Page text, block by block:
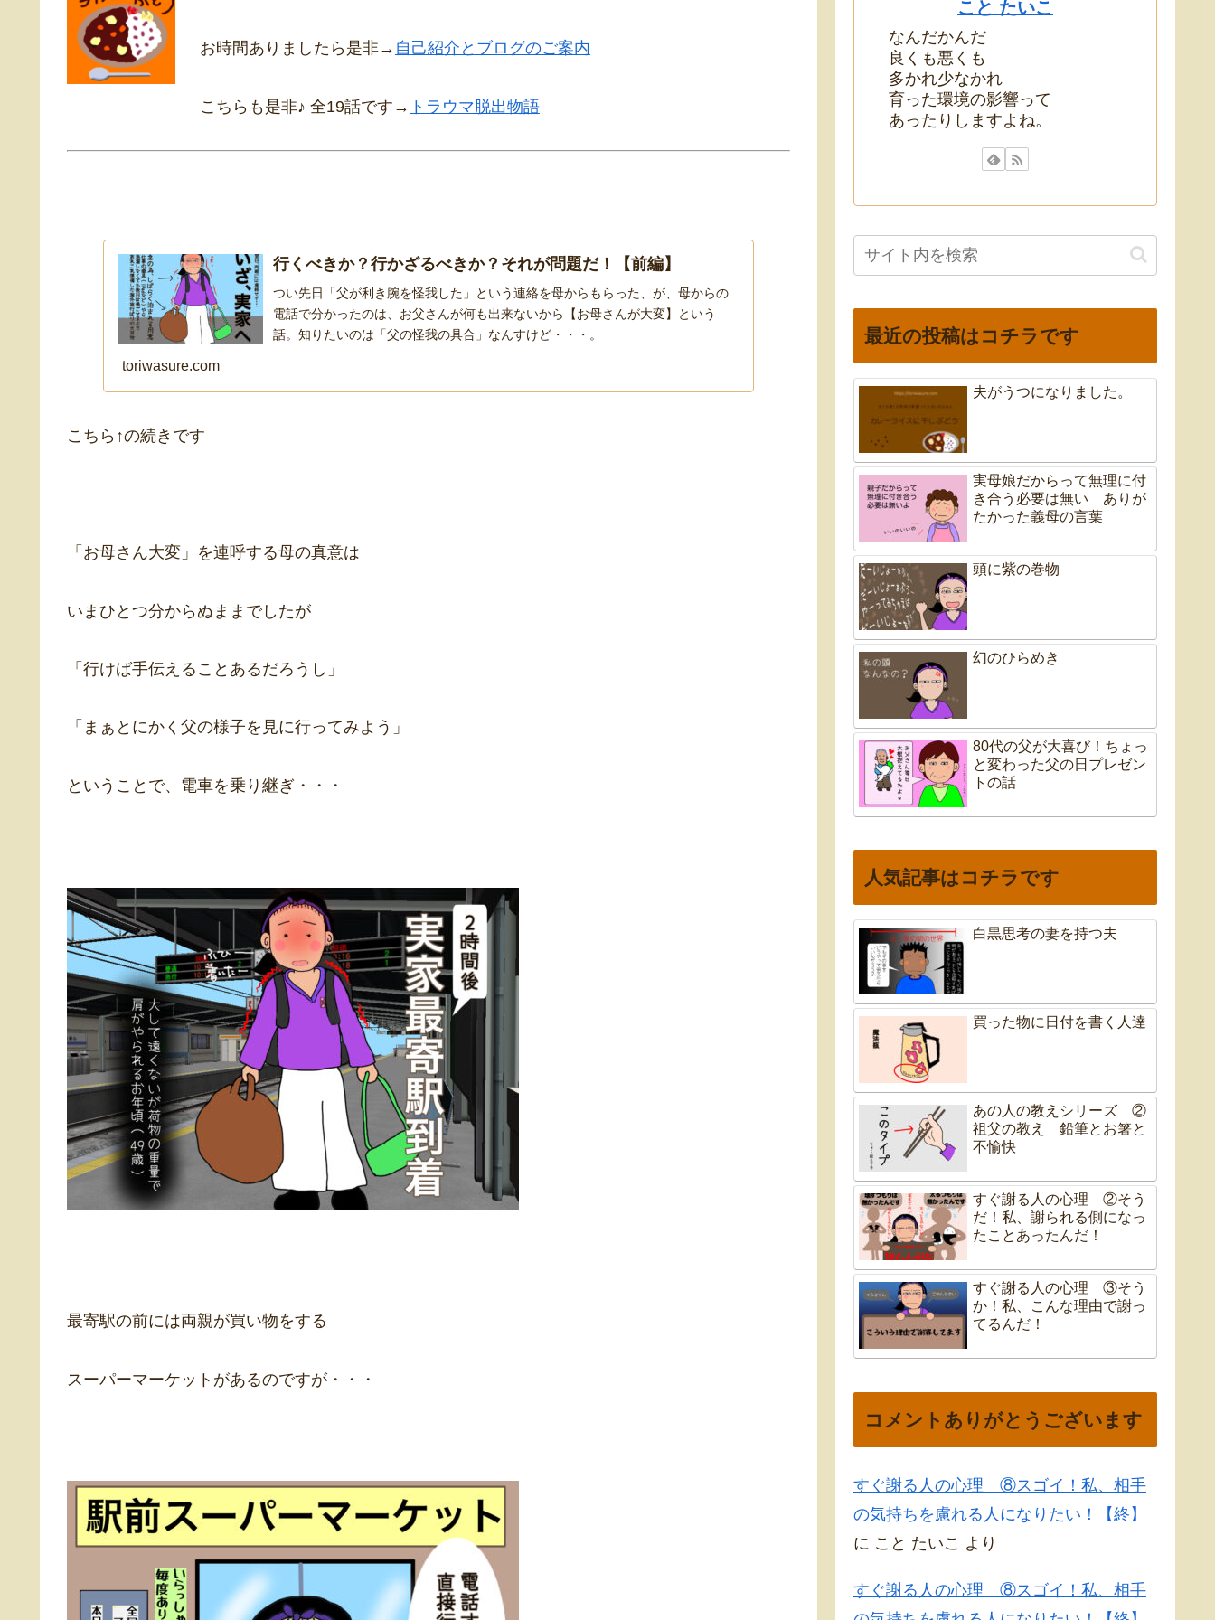
お時間ありましたら是非→ 自己紹介とブログのご案内
こちらも是非♪ 全19話です→ トラウマ脱出物語
行くべきか？行かざるべきか？それが問題だ！【前編】
つい先日「父が利き腕を怪我した」という連絡を母からもらった、が、母からの
電話で分かったのは、お父さんが何も出来ないから【お母さんが大変】という
話。知りたいのは「父の怪我の具合」なんすけど・・・。
toriwasure.com
こちら↑の続きです
「お母さん大変」を連呼する母の真意は
いまひとつ分からぬままでしたが
「行けば手伝えることあるだろうし」
「まぁとにかく父の様子を見に行ってみよう」
ということで、電車を乗り継ぎ・・・
最寄駅の前には両親が買い物をする
スーパーマーケットがあるのですが・・・
こと たいこ
なんだかんだ
良くも悪くも
多かれ少なかれ
育った環境の影響って
あったりしますよね。
最近の投稿はコチラです
夫がうつになりました。
実母娘だからって無理に付
き合う必要は無い ありが
たかった義母の言葉
頭に紫の巻物
幻のひらめき
80代の父が大喜び！ちょっ
と変わった父の日プレゼン
トの話
人気記事はコチラです
白黒思考の妻を持つ夫
買った物に日付を書く人達
あの人の教えシリーズ ②
祖父の教え 鉛筆とお箸と
不愉快
すぐ謝る人の心理 ②そう
だ！私、謝られる側になっ
たことあったんだ！
すぐ謝る人の心理 ③そう
か！私、こんな理由で謝っ
てるんだ！
コメントありがとうございます
すぐ謝る人の心理 ⑧スゴイ！私、相手
の気持ちを慮れる人になりたい！【終】
に こと たいこ より
すぐ謝る人の心理 ⑧スゴイ！私、相手